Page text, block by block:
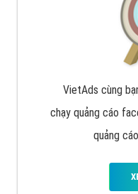
VietAds cùng
chạy quảng cáo
quảng